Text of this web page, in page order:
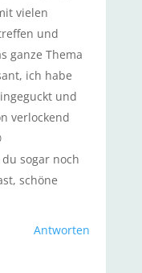
vielen
und
ganze Thema
ich habe
und
verlockend
sogar noch
schöne
Antworten